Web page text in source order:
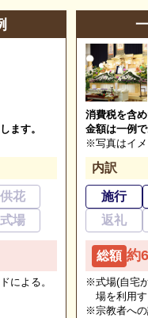
方はもちろん、経験
いものです。少しで
思われることでも遠
りイメージが浮かん
断もつきやすくなり
18:00
ご紹介します。
・火葬式
式に対応していま
ます。
供花
式場
による。
消費税を含
金額は一例
※写真はイ
内訳
施行
返礼
総額 約
※式場(自宅
場を利用
※宗教者へ